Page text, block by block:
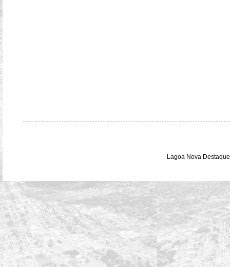
Lagoa Nova